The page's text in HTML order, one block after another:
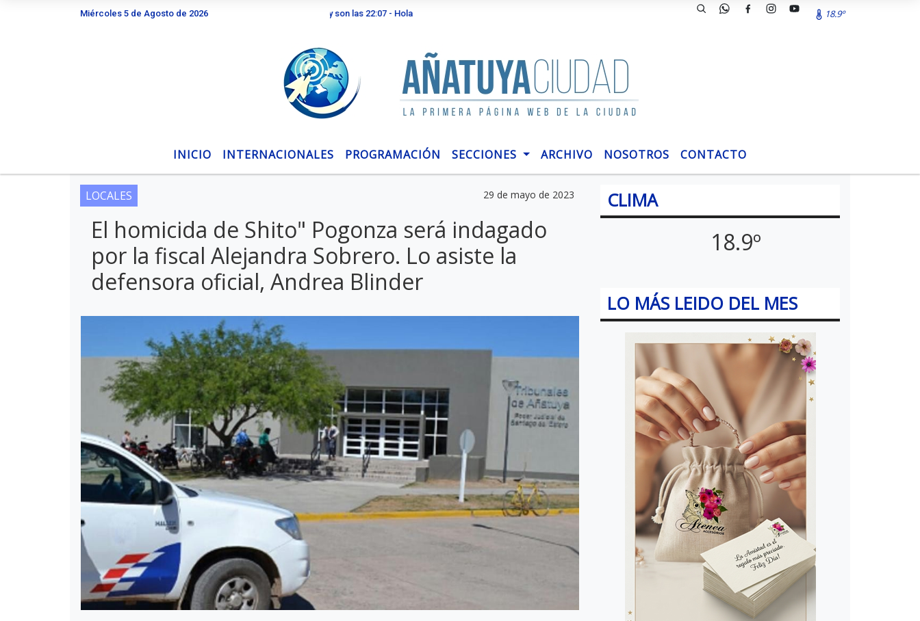
Miércoles 5 de Agosto de 2026
Hoy es Miércoles 5 de Agosto de 2026 y son las 22:07 - Hola 18.9º
INICIO INTERNACIONALES PROGRAMACIÓN SECCIONES ARCHIVO NOSOTROS CONTACTO
LOCALES 29 de mayo de 2023
El homicida de Shito" Pogonza será indagado
por la fiscal Alejandra Sobrero. Lo asiste la
defensora oficial, Andrea Blinder
CLIMA
18.9º
LO MÁS LEIDO DEL MES